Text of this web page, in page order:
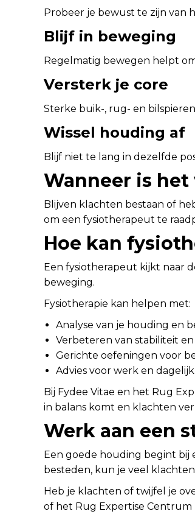
Probeer je bewust te zijn van
Blijf in beweging
Regelmatig bewegen helpt
Versterk je core
Sterke buik-, rug- en
Wissel houding af
Blijf niet te lang in dezelfde
Wanneer is
Blijven klachten bestaan of
om een fysiotherapeut te
Hoe kan
Een fysiotherapeut kijkt naar
beweging.
Fysiotherapie kan helpen met:
Analyse van je houding en
Verbeteren van stabiliteit en
Gerichte oefeningen voor
Advies voor werk en
Bij Fydee Vitae en het Rug
in balans komt en klachten
Werk aan een
Een goede houding begint bij
besteden, kun je veel
Heb je klachten of twijfel je
of het Rug Expertise